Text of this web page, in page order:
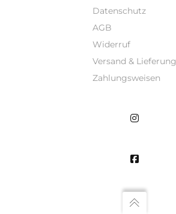
Datenschutz
AGB
Widerruf
Versand & Lieferung
Zahlungsweisen